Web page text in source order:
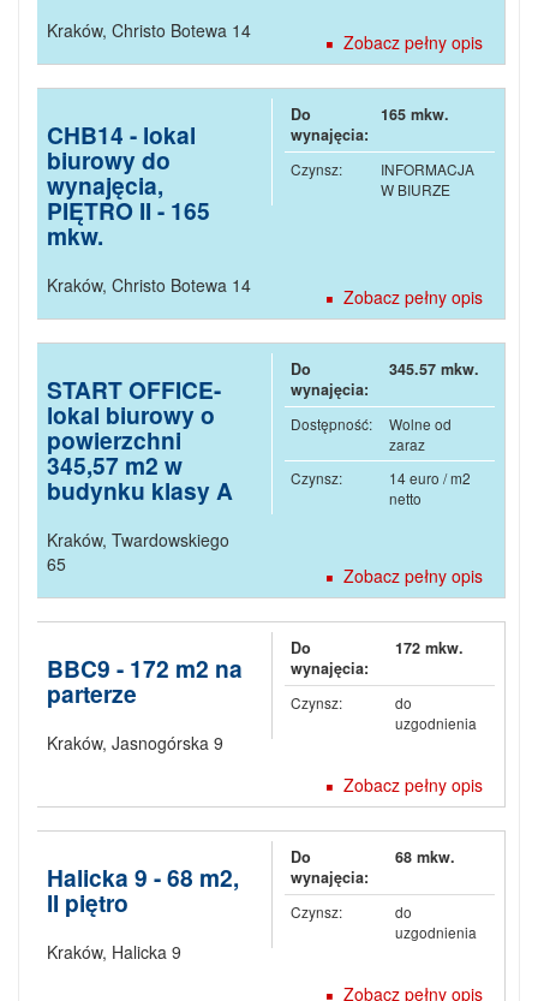
Kraków, Christo Botewa 14 Zobacz pełny opis
CHB14 - lokal
biurowy do
wynajęcia,
PIĘTRO II - 165
mkw.
Kraków, Christo Botewa 14
Do
wynajęcia:
165 mkw.
Czynsz:
INFORMACJA
W BIURZE
Zobacz pełny opis
START OFFICE-
lokal biurowy o
powierzchni
345,57 m2 w
budynku klasy A
Kraków, Twardowskiego
65
Do
wynajęcia:
345.57 mkw.
Dostępność:
Wolne od
zaraz
Czynsz:
14 euro / m2
netto
Zobacz pełny opis
BBC9 - 172 m2 na
parterze
Kraków, Jasnogórska 9
Do
wynajęcia:
172 mkw.
Czynsz:
do
uzgodnienia
Zobacz pełny opis
Halicka 9 - 68 m2,
II piętro
Kraków, Halicka 9
Do
wynajęcia:
68 mkw.
Czynsz:
do
uzgodnienia
Zobacz pełny opis